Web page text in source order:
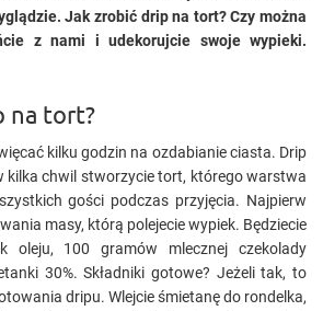
Jak zrobić drip na tort? Czy można
z nami i udekorujcie swoje wypieki.
na tort?
kilku godzin na ozdabianie ciasta. Drip
kilka chwil stworzycie tort, którego warstwa
gości podczas przyjęcia. Najpierw
masy, którą polejecie wypiek. Będziecie
oleju, 100 gramów mlecznej czekolady
30%. Składniki gotowe? Jeżeli tak, to
dripu. Wlejcie śmietanę do rondelka,